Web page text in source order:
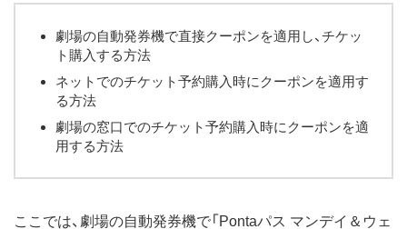
劇場の自動発券機で直接クーポンを適用し、チケッ
ト購入する方法
ネットでのチケット予約購入時にクーポンを適用す
る方法
劇場の窓口でのチケット予約購入時にクーポンを適
用する方法
ここでは、劇場の自動発券機で「Pontaパス マンデイ＆ウェ